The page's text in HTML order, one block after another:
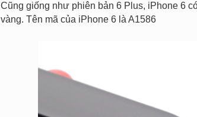
Cũng giống như phiên bản 6 Plus, iPhone 6
vàng. Tên mã của iPhone 6 là A1586